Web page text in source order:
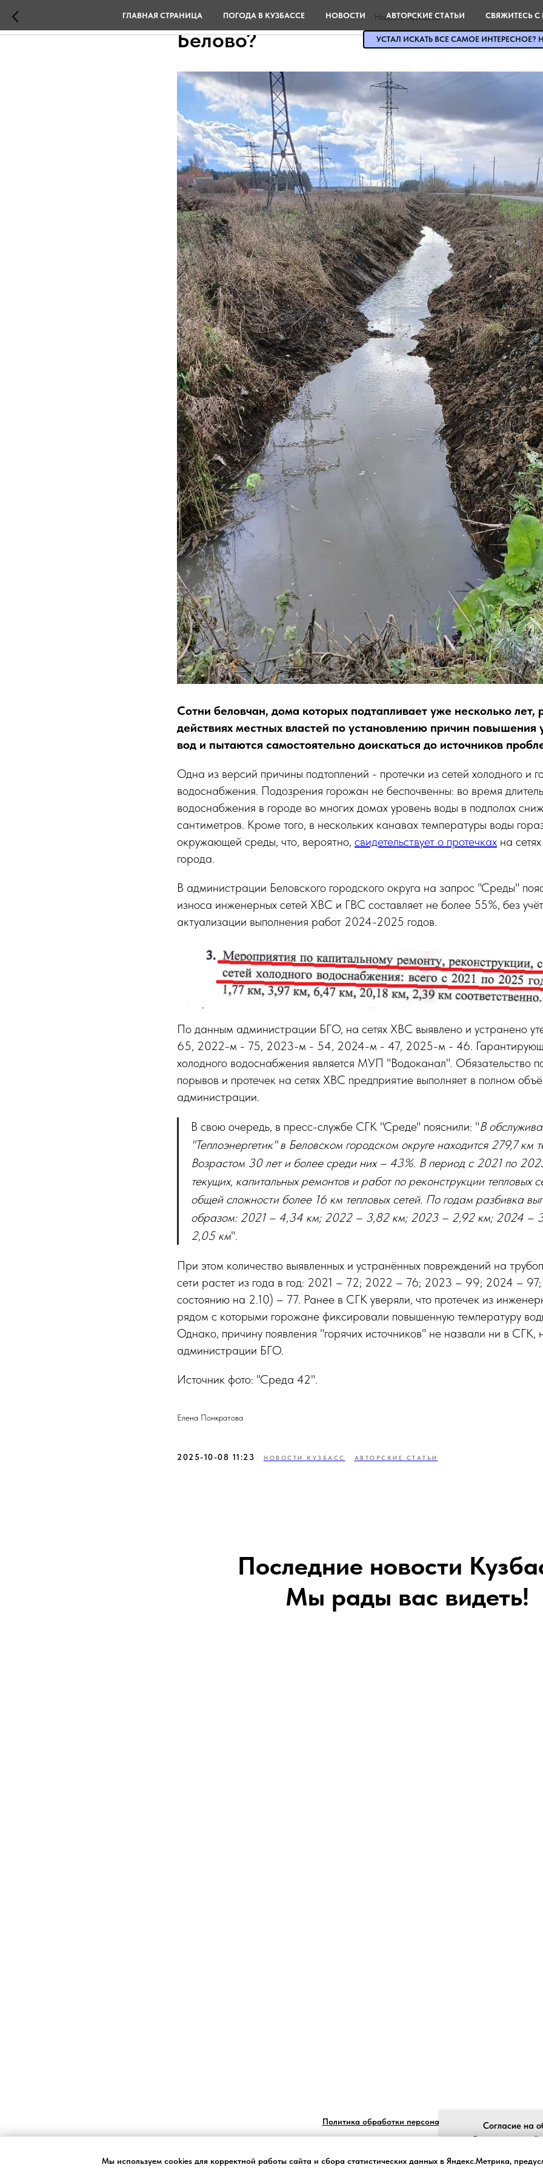
Новости Кузбасса
Могут ли протечки из сетей ГВС и
Белово?
Сотни беловчан, дома которых подтапливает уже несколько лет,
действиях местных властей по установлению причин повышения
вод и пытаются самостоятельно доискаться до источников
Одна из версий причины подтоплений - протечки из сетей холодного и
водоснабжения. Подозрения горожан не беспочвенны: во время
водоснабжения в городе во многих домах уровень воды в подполах
сантиметров. Кроме того, в нескольких канавах температуры воды
окружающей среды, что, вероятно, свидетельствует о протечках на
города.
В администрации Беловского городского округа на запрос "Среды"
износа инженерных сетей ХВС и ГВС составляет не более 55%, без
актуализации выполнения работ 2024-2025 годов.
По данным администрации БГО, на сетях ХВС выявлено и устранено
65, 2022-м - 75, 2023-м - 54, 2024-м - 47, 2025-м - 46.
холодного водоснабжения является МУП "Водоканал". Обязательство
порывов и протечек на сетях ХВС предприятие выполняет в полном
администрации.
В свою очередь, в пресс-службе СГК "Среде" пояснили: "В
"Теплоэнергетик" в Беловском городском округе находится 279,7 км
Возрастом 30 лет и более среди них – 43%. В период с 2021 по
текущих, капитальных ремонтов и работ по реконструкции тепловых
общей сложности более 16 км тепловых сетей. По годам разбивка
образом: 2021 – 4,34 км; 2022 – 3,82 км; 2023 – 2,92 км; 2024 –
2,05 км".
При этом количество выявленных и устранённых повреждений на
сети растет из года в год: 2021 – 72; 2022 – 76; 2023 – 99; 2024 –
состоянию на 2.10) – 77. Ранее в СГК уверяли, что протечек из
рядом с которыми горожане фиксировали повышенную температуру
Однако, причину появления "горячих источников" не назвали ни в СГК,
администрации БГО.
Источник фото: "Среда 42".
Елена Понкратова
2025-10-08 11:23 НОВОСТИ КУЗБАСС АВТОРСКИЕ СТАТЬИ
ГЛАВНАЯ СТРАНИЦА ПОГОДА В КУЗБАССЕ НОВОСТИ АВТОРСКИЕ СТАТЬИ СВЯЖИТЕСЬ
УСТАЛ ИСКАТЬ ВСЕ САМОЕ ИНТЕРЕСНОЕ?
Последние новости
Мы рады вас видеть!
Политика обработки персональных данныхСогласие на
Ставя отметку
законом №152-ФЗ
Мы используем cookies для корректной работы сайта и сбора статистических данных в Яндекс.Метрика,